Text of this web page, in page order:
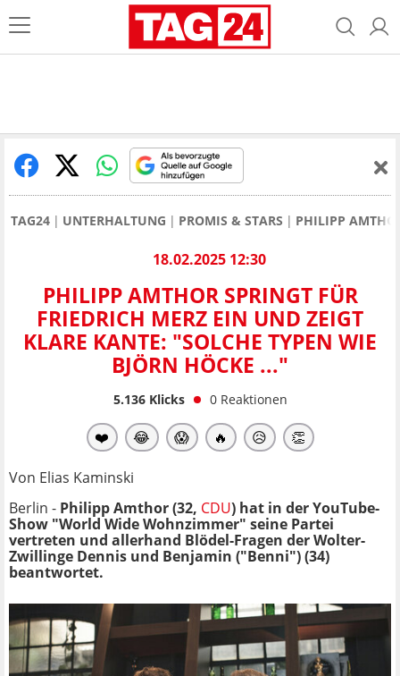
TAG24 UNTERHALTUNG PROMIS & STARS PHILIPP
18.02.2025 12:30
PHILIPP AMTHOR SPRINGT FÜR
FRIEDRICH MERZ EIN UND ZEIGT
KLARE KANTE: "SOLCHE TYPEN WIE
BJÖRN HÖCKE ..."
5.136Klicks 0 Reaktionen
❤️ 😂 😱 🔥 😥 👏
Von Elias Kaminski
Berlin - Philipp Amthor (32, CDU) hat in der YouTube-
Show "World Wide Wohnzimmer" seine Partei
vertreten und allerhand Blödel-Fragen der Wolter-
Zwillinge Dennis und Benjamin ("Benni") (34)
beantwortet.